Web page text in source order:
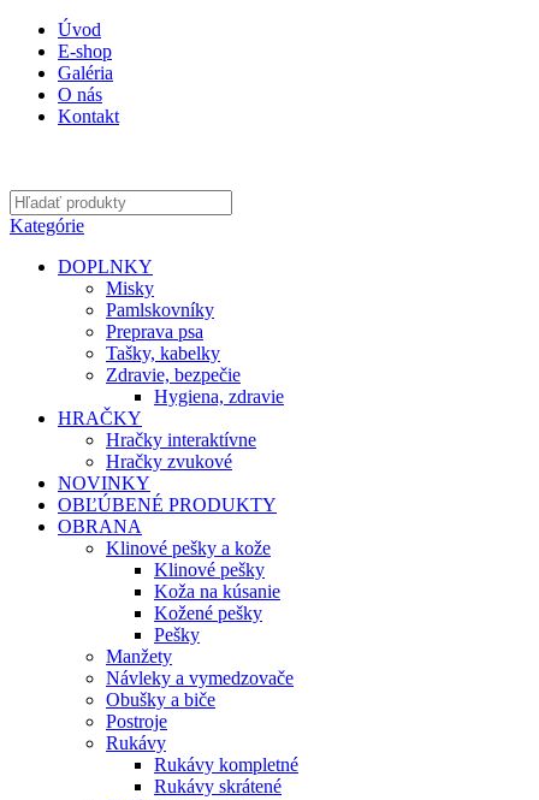
Úvod
E-shop
Galéria
O nás
Kontakt
Kategórie
DOPLNKY
Misky
Pamlskovníky
Preprava psa
Tašky, kabelky
Zdravie, bezpečie
Hygiena, zdravie
HRAČKY
Hračky interaktívne
Hračky zvukové
NOVINKY
OBĽÚBENÉ PRODUKTY
OBRANA
Klinové pešky a kože
Klinové pešky
Koža na kúsanie
Kožené pešky
Pešky
Manžety
Návleky a vymedzovače
Obušky a biče
Postroje
Rukávy
Rukávy kompletné
Rukávy skrátené